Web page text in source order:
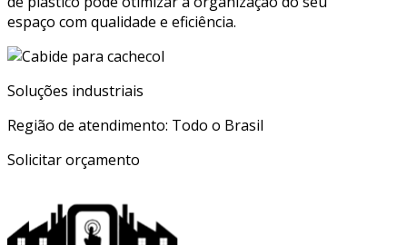
espaço com qualidade e eficiência.
Soluções industriais
Região de atendimento: Todo o Brasil
Solicitar orçamento